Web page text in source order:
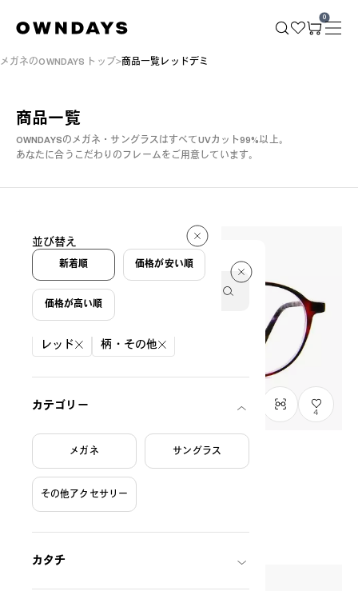
0
メガネのOWNDAYS トップ 商品一覧レッドデミ
商品一覧
OWNDAYSのメガネ・サングラスはすべてUVカット99%以上。
あなたに合うこだわりのフレームをご用意しています。
絞り込み条件
レッド 柄・その他
カテゴリー
メガネ サングラス
その他アクセサリー
カタチ
並び替え
新着順 価格が安い順
価格が高い順
4
入荷待ち
Graph Belle
GB2023D-9SC4
THB3,490.00